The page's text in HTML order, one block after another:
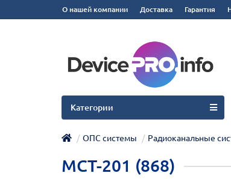
О нашей компании Доставка Гарантия
Категории
ОПС системы Радиоканальные
MCT-201 (868)